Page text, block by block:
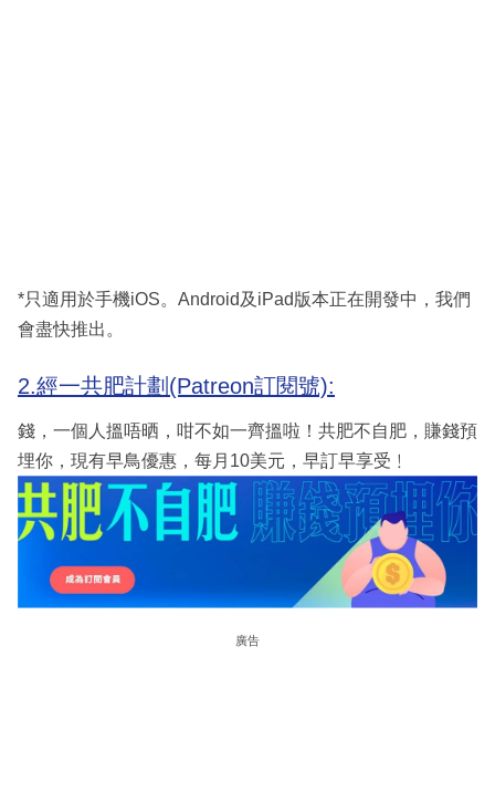
*只適用於手機iOS。Android及iPad版本正在開發中，我們
會盡快推出。
2.經一共肥計劃(Patreon訂閱號):
錢，一個人搵唔晒，咁不如一齊搵啦！共肥不自肥，賺錢預
埋你，現有早鳥優惠，每月10美元，早訂早享受﹗
廣告